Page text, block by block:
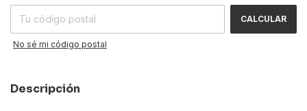
CALCULAR
No sé mi código postal
Descripción